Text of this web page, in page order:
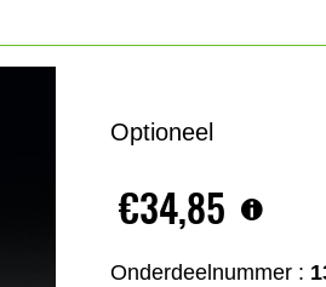
Optioneel
€34,85
Onderdeelnummer :